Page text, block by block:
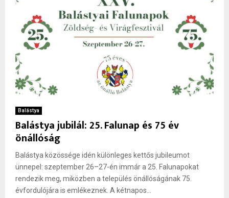
Balástya
Balástya jubilál: 25. Falunap és 75 év
önállóság
Balástya közössége idén különleges kettős jubileumot
ünnepel: szeptember 26–27-én immár a 25. Falunapokat
rendezik meg, miközben a település önállóságának 75.
évfordulójára is emlékeznek. A kétnapos...